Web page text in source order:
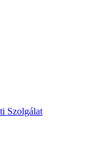
Szolgálat